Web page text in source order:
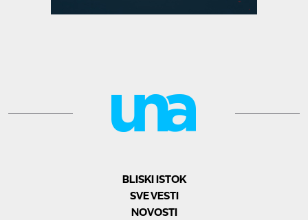
BLISKI ISTOK
SVE VESTI
NOVOSTI